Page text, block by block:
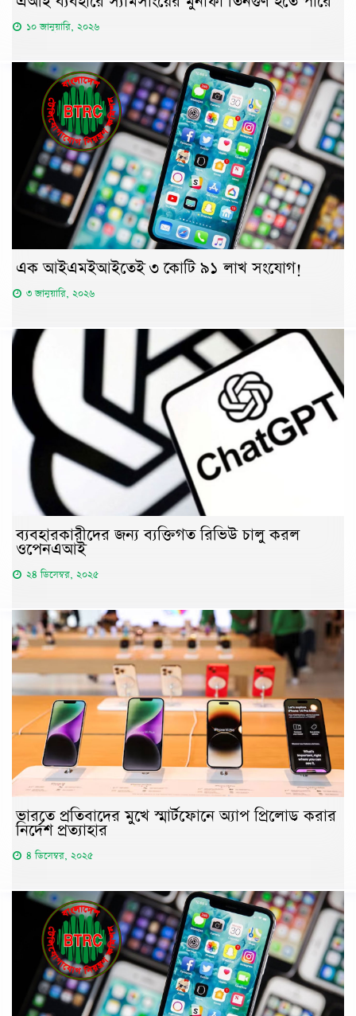
১০ জানুয়ারি, ২০২৬
এক আইএমইআইতেই ৩ কোটি ৯১ লাখ সংযোগ!
৩ জানুয়ারি, ২০২৬
ব্যবহারকারীদের জন্য ব্যক্তিগত রিভিউ চালু করল
ওপেনএআই
২৪ ডিসেম্বর, ২০২৫
ভারতে প্রতিবাদের মুখে স্মার্টফোনে অ্যাপ প্রিলোড করার
নির্দেশ প্রত্যাহার
৪ ডিসেম্বর, ২০২৫